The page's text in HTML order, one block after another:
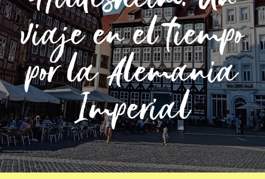
viaje en el tiempo
por la Alemania
Imperial